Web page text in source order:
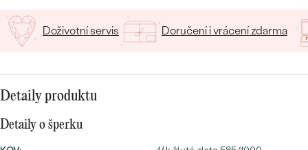
PROHLÉDNOUT
STŘÍBRO
PERSONALIZOVANÉ
MINIMALISTICKÉ
PODLE PŘÍLEŽITOSTI
Doživotní servis Doručení i vrácení zdarma
Detaily produktu
Detaily o šperku